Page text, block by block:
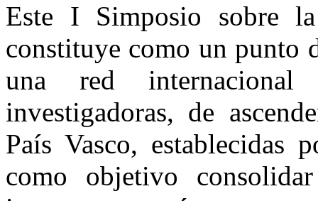
Este I Simposio sobre la
constituye como un punto
una red internacional
investigadoras, de
País Vasco,
como objetivo